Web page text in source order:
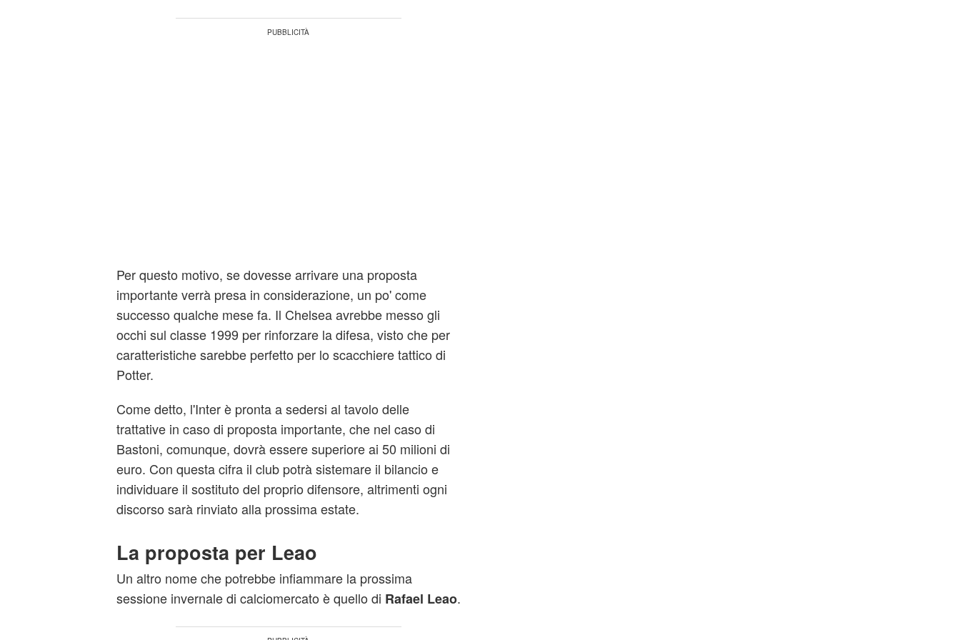
Per questo motivo, se dovesse arrivare una proposta
importante verrà presa in considerazione, un po' come
successo qualche mese fa. Il Chelsea avrebbe messo gli
occhi sul classe 1999 per rinforzare la difesa, visto che per
caratteristiche sarebbe perfetto per lo scacchiere tattico di
Potter.
Come detto, l'Inter è pronta a sedersi al tavolo delle
trattative in caso di proposta importante, che nel caso di
Bastoni, comunque, dovrà essere superiore ai 50 milioni di
euro. Con questa cifra il club potrà sistemare il bilancio e
individuare il sostituto del proprio difensore, altrimenti ogni
discorso sarà rinviato alla prossima estate.
La proposta per Leao
Un altro nome che potrebbe infiammare la prossima
sessione invernale di calciomercato è quello di Rafael Leao.